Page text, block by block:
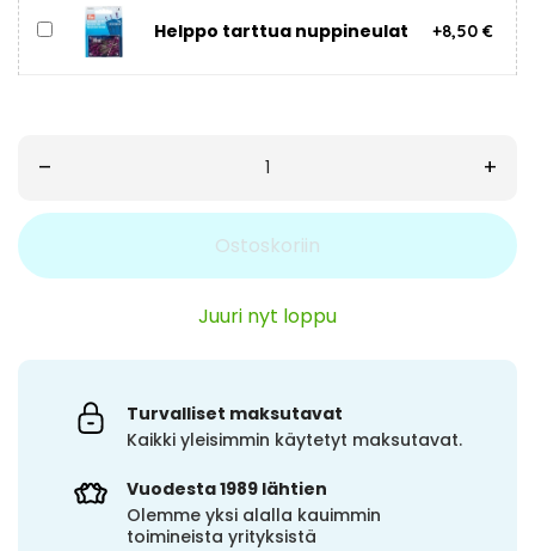
Helppo tarttua nuppineulat +8,50 €
– +
Ostoskoriin
Juuri nyt loppu
Turvalliset maksutavat
Kaikki yleisimmin käytetyt maksutavat.
Vuodesta 1989 lähtien
Olemme yksi alalla kauimmin
toimineista yrityksistä